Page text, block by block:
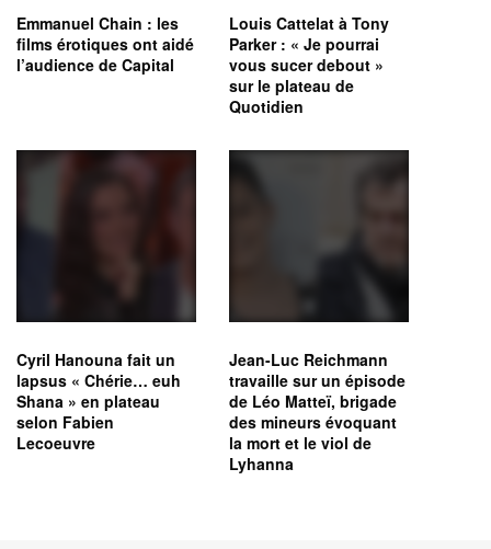
Emmanuel Chain : les
films érotiques ont aidé
l’audience de Capital
Louis Cattelat à Tony
Parker : « Je pourrai
vous sucer debout »
sur le plateau de
Quotidien
Cyril Hanouna fait un
lapsus « Chérie… euh
Shana » en plateau
selon Fabien
Lecoeuvre
Jean-Luc Reichmann
travaille sur un épisode
de Léo Matteï, brigade
des mineurs évoquant
la mort et le viol de
Lyhanna